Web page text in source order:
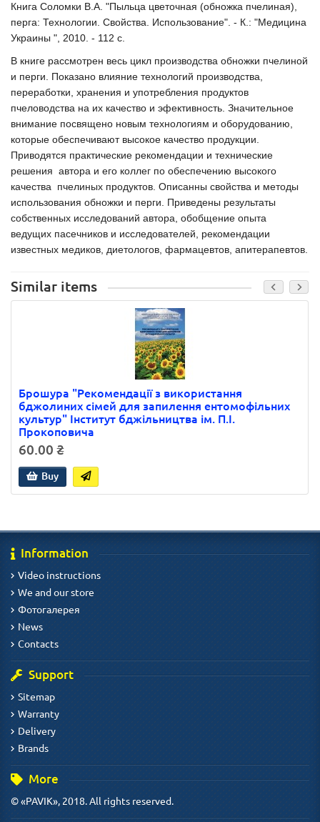
Книга Соломки В.А. "Пыльца цветочная (обножка пчелиная),
перга: Технологии. Свойства. Использование". - К.: "Медицина
Украины ", 2010. - 112 с.
В книге рассмотрен весь цикл производства обножки пчелиной
и перги. Показано влияние технологий производства,
переработки, хранения и употребления продуктов
пчеловодства на их качество и эфективность. Значительное
внимание посвящено новым технологиям и оборудованию,
которые обеспечивают высокое качество продукции.
Приводятся практические рекомендации и технические
решения автора и его коллег по обеспечению высокого
качества пчелиных продуктов. Описанны свойства и методы
использования обножки и перги. Приведены результаты
собственных исследований автора, обобщение опыта
ведущих пасечников и исследователей, рекомендации
известных медиков, диетологов, фармацевтов, апитерапевтов.
Similar items
Брошура "Рекомендації з використання
бджолиних сімей для запилення ентомофільних
культур" Інститут бджільництва ім. П.І.
Прокоповича
60.00 ₴
Buy
Information
Video instructions
We and our store
Фотогалерея
News
Contacts
Support
Sitemap
Warranty
Delivery
Brands
More
© «PAVIK», 2018. All rights reserved.